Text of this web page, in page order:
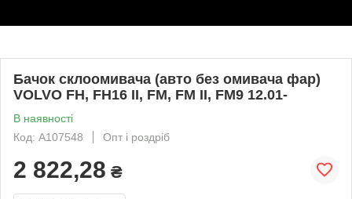
Бачок склоомивача (авто без омивача фар)
VOLVO FH, FH16 II, FM, FM II, FM9 12.01-
В наявності
Код: A107548
Опт і роздріб
2 822,28 ₴